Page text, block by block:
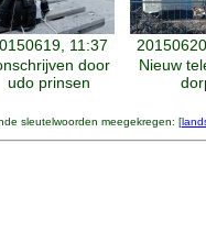
11:37
door
udo prinsen
Nieuw
sleutelwoorden meegekregen: [